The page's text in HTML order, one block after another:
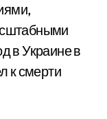
в Украине в
к смерти